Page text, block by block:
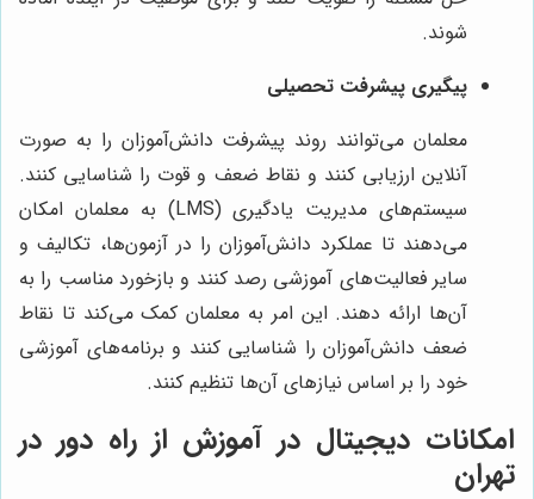
شوند.
پیگیری پیشرفت تحصیلی
معلمان می‌توانند روند پیشرفت دانش‌آموزان را به صورت
آنلاین ارزیابی کنند و نقاط ضعف و قوت را شناسایی کنند.
سیستم‌های مدیریت یادگیری (LMS) به معلمان امکان
می‌دهند تا عملکرد دانش‌آموزان را در آزمون‌ها، تکالیف و
سایر فعالیت‌های آموزشی رصد کنند و بازخورد مناسب را به
آن‌ها ارائه دهند. این امر به معلمان کمک می‌کند تا نقاط
ضعف دانش‌آموزان را شناسایی کنند و برنامه‌های آموزشی
خود را بر اساس نیازهای آن‌ها تنظیم کنند.
امکانات دیجیتال در آموزش از راه دور در
تهران